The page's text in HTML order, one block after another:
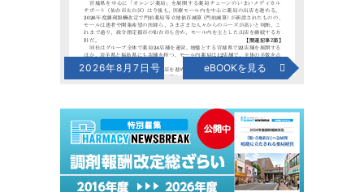
2026年8月7日号 eBOOKを見る